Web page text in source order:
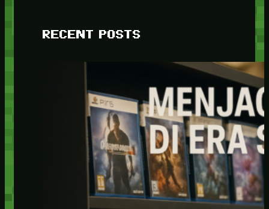
RECENT POSTS